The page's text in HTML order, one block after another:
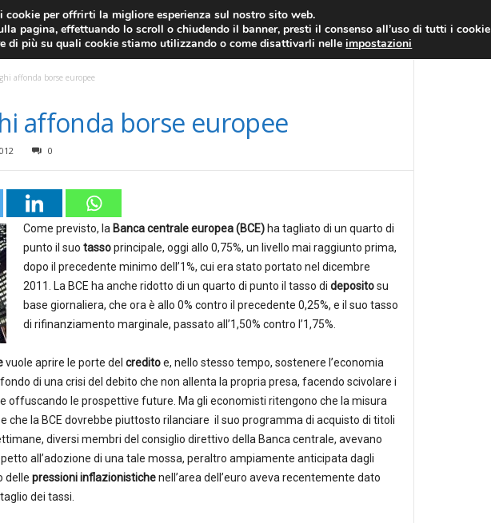
FOREX GRATIS FOREX NEWS FOREX SIGNALS FOREX TRADING
TECNICA EURO/DOLLARO ECONOMIA FOREX NEWS
affonda borse europee
affonda borse europee
0
Come previsto, la Banca centrale europea (BCE)ha tagliato di un quarto di
punto il suo tassoprincipale, oggi allo 0,75%, un livello mai raggiunto prima,
dopo il precedente minimo dell’1%, cui era stato portato nel dicembre
2011. La BCE ha anche ridotto di un quarto di punto il tasso di depositosu
base giornaliera, che ora è allo 0% contro il precedente 0,25%, e il suo tasso
di rifinanziamento marginale, passato all’1,50% contro l’1,75%.
vuole aprire le porte del creditoe, nello stesso tempo, sostenere l’economia
di una crisi del debito che non allenta la propria presa, facendo scivolare i
offuscando le prospettive future. Ma gli economisti ritengono che la misura
che la BCE dovrebbe piuttosto rilanciare il suo programma di acquisto di titoli
diversi membri del consiglio direttivo della Banca centrale, avevano
all’adozione di una tale mossa, peraltro ampiamente anticipata dagli
delle pressioni inflazionistichenell’area dell’euro aveva recentemente dato
dei tassi.
cookie per offrirti la migliore esperienza sul nostro sito web.
pagina, effettuando lo scroll o chiudendo il banner, presti il consenso all’uso di tutti i cookie
di più su quali cookie stiamo utilizzando o come disattivarli nelleimpostazioni